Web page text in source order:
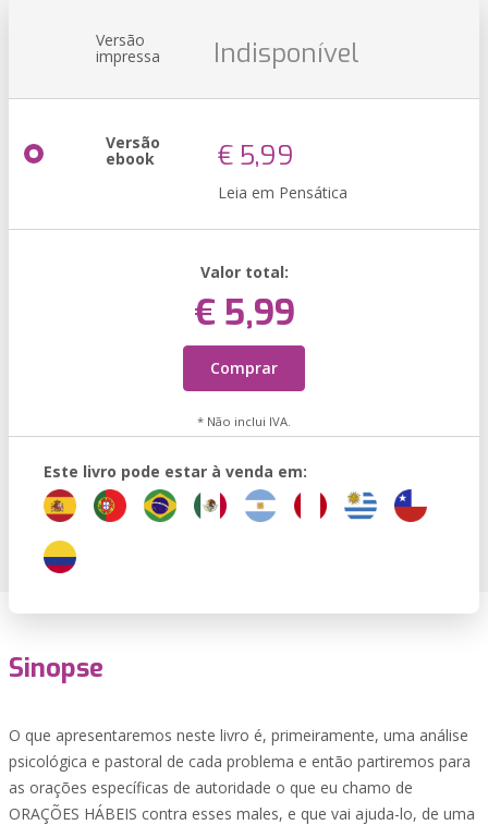
Versão
impressa Indisponível
Versão
ebook € 5,99
Leia em Pensática
Valor total:
€ 5,99
Comprar
* Não inclui IVA.
Este livro pode estar à venda em:
Sinopse
O que apresentaremos neste livro é, primeiramente, uma análise
psicológica e pastoral de cada problema e então partiremos para
as orações específicas de autoridade o que eu chamo de
ORAÇÕES HÁBEIS contra esses males, e que vai ajuda-lo, de uma